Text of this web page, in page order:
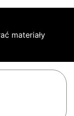
materiały